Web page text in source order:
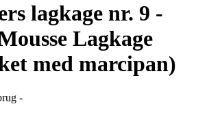
lagkage nr. 9 -
Lagkage
med marcipan)
-